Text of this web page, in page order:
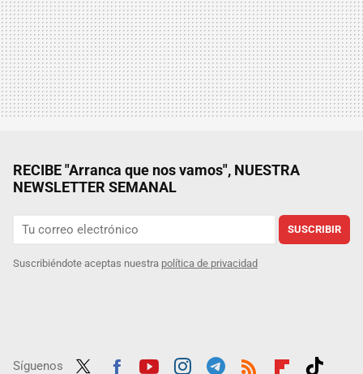
RECIBE "Arranca que nos vamos", NUESTRA
NEWSLETTER SEMANAL
SUSCRIBIR
Suscribiéndote aceptas nuestra política de privacidad
Síguenos